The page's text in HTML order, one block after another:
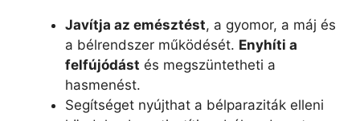
Javítja az emésztést, a gyomor, a máj és
a bélrendszer működését. Enyhíti a
felfújódást és megszüntetheti a
hasmenést.
Segítséget nyújthat a bélparaziták elleni